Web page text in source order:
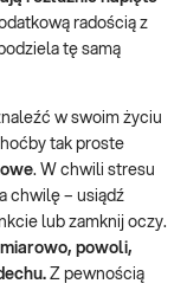
radością z
tę samą
w swoim życiu
tak proste
. W chwili stresu
chwilę – usiądź
lub zamknij oczy.
powoli,
Z pewnością